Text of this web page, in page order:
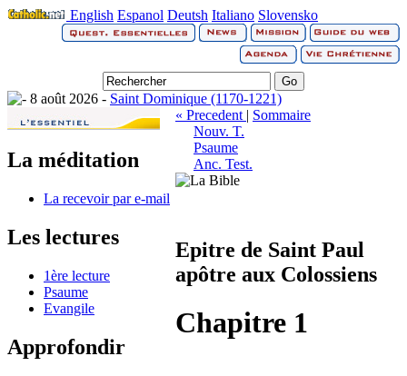
English Espanol Deutsh Italiano Slovensko
8 août 2026 - Saint Dominique (1170-1221)
La méditation
La recevoir par e-mail
Les lectures
1ère lecture
Psaume
Evangile
Approfondir
« Precedent | Sommaire
Nouv. T.
Psaume
Anc. Test.
Epitre de Saint Paul
apôtre aux Colossiens
Chapitre 1